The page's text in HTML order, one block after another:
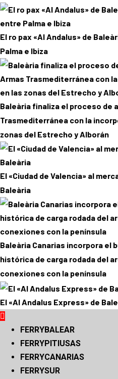
El ro pax «Al Andalus» de
Palma e Ibiza
Baleària finaliza el proceso de
Trasmediterránea con la
zonas del Estrecho y Alborán
El «Ciudad de Valencia» al
Baleària
Baleària Canarias incorpora el
histórica de carga rodada del
conexiones con la península
El «Al Andalus Express» de
principalFERRYBALEAR
FERRYPITIUSAS
FERRYCANARIAS
FERRYSUR